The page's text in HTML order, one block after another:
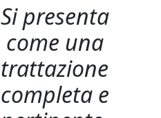
Si presenta
come una
trattazione
completa e